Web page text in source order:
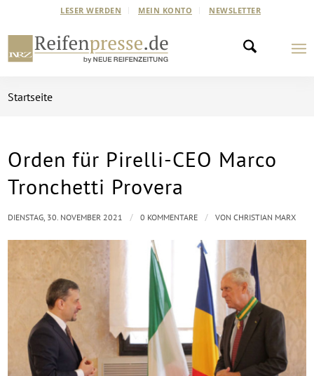
LESER WERDEN MEIN KONTO NEWSLETTER
Startseite
Orden für Pirelli-CEO Marco
Tronchetti Provera
DIENSTAG, 30. NOVEMBER 2021 / 0 KOMMENTARE / VONCHRISTIAN MARX